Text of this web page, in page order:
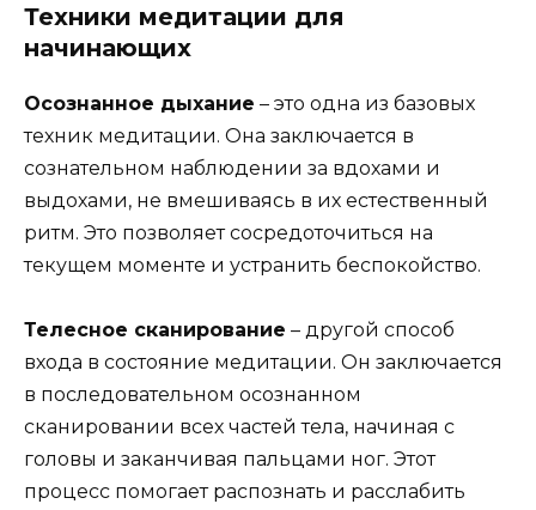
Техники медитации для
начинающих
Осознанное дыхание – это одна из базовых
техник медитации. Она заключается в
сознательном наблюдении за вдохами и
выдохами, не вмешиваясь в их естественный
ритм. Это позволяет сосредоточиться на
текущем моменте и устранить беспокойство.
Телесное сканирование – другой способ
входа в состояние медитации. Он заключается
в последовательном осознанном
сканировании всех частей тела, начиная с
головы и заканчивая пальцами ног. Этот
процесс помогает распознать и расслабить